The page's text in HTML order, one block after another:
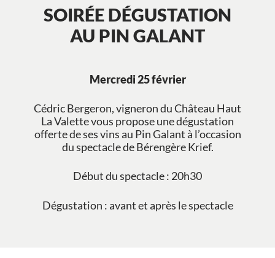
SOIRÉE DÉGUSTATION
AU PIN GALANT
Mercredi 25 février
Cédric Bergeron, vigneron du Château Haut
La Valette vous propose une dégustation
offerte de ses vins au Pin Galant à l’occasion
du spectacle de Bérengère Krief.
Début du spectacle : 20h30
Dégustation : avant et après le spectacle